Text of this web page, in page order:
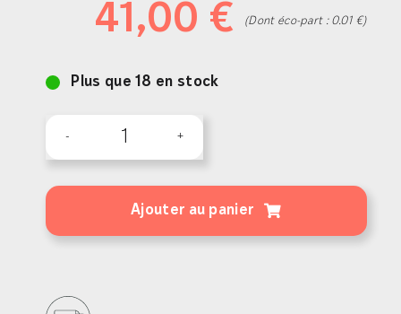
41,00 € (Dont éco-part : 0.01 €)
Plus que 18 en stock
Clés
de
Ajouter au panier